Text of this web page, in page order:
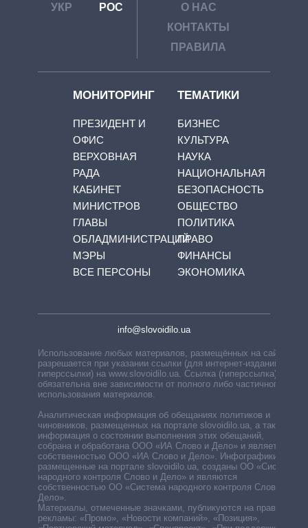
УКР РОС
О НАС
КОНТАКТЫ
ПРАВИЛА
МОНИТОРИНГ
ПРЕЗИДЕНТ И
ОФИС
ВЕРХОВНАЯ
РАДА
КАБИНЕТ
МИНИСТРОВ
ГЛАВЫ
ОБЛАДМИНИСТРАЦИЙ
МЭРЫ
ВСЕ ПЕРСОНЫ
ТЕМАТИКИ
БИЗНЕС
КУЛЬТУРА
НАУКА
НАЦИОНАЛЬНАЯ
БЕЗОПАСНОСТЬ
ОБЩЕСТВО
ПОЛИТИКА
ПРАВО
ФИНАНСЫ
ЭКОНОМИКА
info@slovoidilo.ua
Использование любых материалов, размещённых на сайте,
разрешается при указании ссылки (для интернет-изданий —
гиперссылки) на www.slovoidilo.ua. Ссылка (гиперссылка)
обязательна вне зависимости от полного либо частичного
использования материалов.
Аналитическая информация об обещаниях политиков и
чиновников, размещенных на портале slovoidilo.ua, а также
информация о состоянии выполнения этих обещаний,
собрана и обработана ООО «ИА Слово и Дело» и является
собственностью ООО «ИА Слово и Дело». Инфографики,
размещенные на портале slovoidilo.ua, созданы ОО «Система
народного контроля Слово и Дело» и являются
собственностью ОО «Система народного контроля Слово и
Дело».
Материалы, отмеченные значками, публикуются на правах
рекламы: «Промо», «Новости компаний», «Позиция»,